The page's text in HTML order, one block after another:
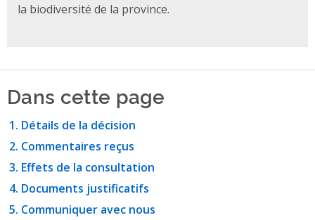
la biodiversité de la province.
Dans cette page
Détails de la décision
Commentaires reçus
Effets de la consultation
Documents justificatifs
Communiquer avec nous